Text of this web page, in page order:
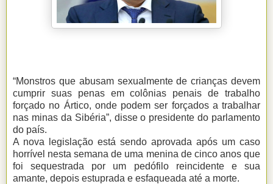
“Monstros que abusam sexualmente de crianças devem
cumprir suas penas em colônias penais de trabalho
forçado no Ártico, onde podem ser forçados a trabalhar
nas minas da Sibéria”, disse o presidente do parlamento
do país.
A nova legislação está sendo aprovada após um caso
horrível nesta semana de uma menina de cinco anos que
foi sequestrada por um pedófilo reincidente e sua
amante, depois estuprada e esfaqueada até a morte.